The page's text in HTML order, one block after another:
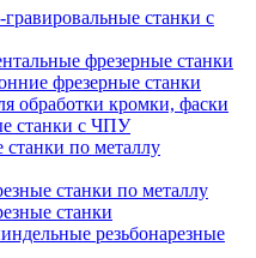
станки с
фрезерные станки
фрезерные станки
обработки кромки, фаски
станки с ЧПУ
станки по металлу
станки по металлу
станки
резьбонарезные